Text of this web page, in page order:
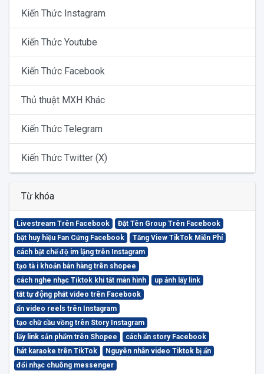
Kiến Thức Instagram
Kiến Thức Youtube
Kiến Thức Facebook
Thủ thuật MXH Khác
Kiến Thức Telegram
Kiến Thức Twitter (X)
Từ khóa
Livestream Trên Facebook
Đặt Tên Group Trên Facebook
bật huy hiệu Fan Cứng Facebook
Tăng View TikTok Miễn Phí
cách bật chế độ im lặng trên Instagram
tạo tà i khoản bán hàng trên shopee
cách nghe nhạc Tiktok khi tắt màn hình
up ảnh lấy link
tắt tự động phát video trên Facebook
ẩn video reels trên Instagram
tạo chữ cầu vồng trên Story Instagram
lấy link sản phẩm trên Shopee
cách ẩn story Facebook
hát karaoke trên TikTok
Nguyên nhân video Tiktok bị ẩn
đổi nhạc chuông messenger